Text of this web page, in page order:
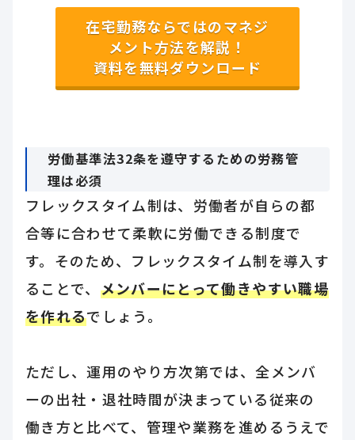
在宅勤務ならではのマネジ
メント方法を解説！
資料を無料ダウンロード
労働基準法32条を遵守するための労務管
理は必須
フレックスタイム制は、労働者が自らの都
合等に合わせて柔軟に労働できる制度で
す。そのため、フレックスタイム制を導入す
ることで、 メンバーにとって働きやすい職場
を作れるでしょう。
ただし、運用のやり方次第では、全メンバ
ーの出社・退社時間が決まっている従来の
働き方と比べて、管理や業務を進めるうえで